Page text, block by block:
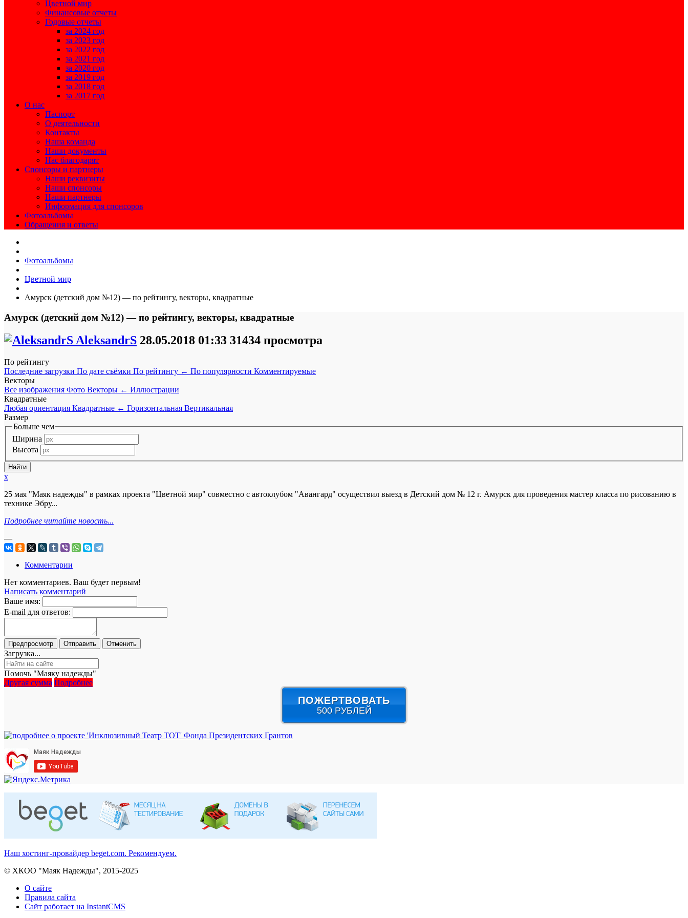
Цветной мир
Финансовые отчеты
Годовые отчеты
за 2024 год
за 2023 год
за 2022 год
за 2021 год
за 2020 год
за 2019 год
за 2018 год
за 2017 год
О нас
Паспорт
О деятельности
Контакты
Наша команда
Наши документы
Нас благодарят
Спонсоры и партнеры
Наши реквизиты
Наши спонсоры
Наши партнеры
Информация для спонсоров
Фотоальбомы
Обращения и ответы
Фотоальбомы
Цветной мир
Амурск (детский дом №12) — по рейтингу, векторы, квадратные
Амурск (детский дом №12) — по рейтингу, векторы, квадратные
AleksandrS 28.05.2018 01:33 31434 просмотра
По рейтингу
Последние загрузки По дате съёмки По рейтингу ← По популярности Комментируемые
Векторы
Все изображения Фото Векторы ← Иллюстрации
Квадратные
Любая ориентация Квадратные ← Горизонтальная Вертикальная
Размер
Больше чем
Ширина
Высота
x
25 мая "Маяк надежды" в рамках проекта "Цветной мир" совместно с автоклубом "Авангард" осуществил выезд в Детский дом № 12 г. Амурск для проведения мастер класса по рисованию в
технике Эбру...
Подробнее читайте новость...
—
Комментарии
Нет комментариев. Ваш будет первым!
Написать комментарий
Ваше имя:
E-mail для ответов:
Загрузка...
Помочь "Маяку надежды"
Другая сумма Подробнее
ПОЖЕРТВОВАТЬ
500 РУБЛЕЙ
Наш хостинг-провайдер beget.com. Рекомендуем.
© ХКОО "Маяк Надежды", 2015-2025
О сайте
Правила сайта
Сайт работает на InstantCMS